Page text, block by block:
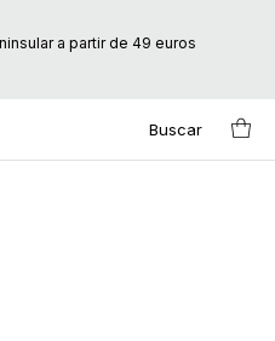
a partir de 49 euros
Buscar